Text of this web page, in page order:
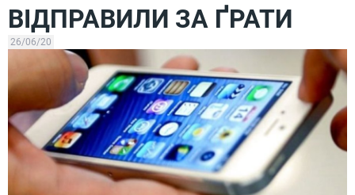
ВІДПРАВИЛИ ЗА ҐРАТИ
26/06/20